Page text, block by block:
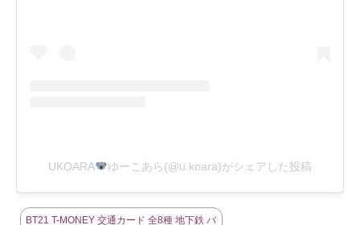
UKOARA ゆーこあら(@u.koara)がシェアした投稿
BT21 T-MONEY 交通カード 全8種 地下鉄 バ